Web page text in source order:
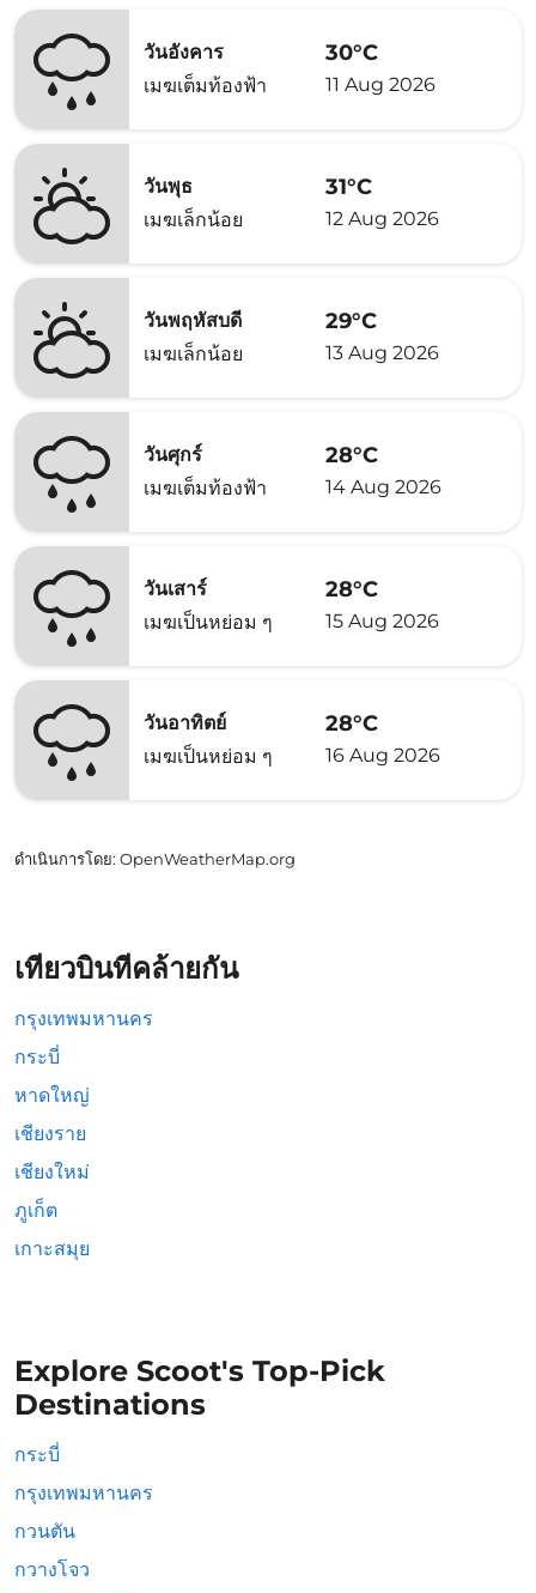
วันอังคาร
เมฆเต็มท้องฟ้า
30°C
11 Aug 2026
วันพุธ
เมฆเล็กน้อย
31°C
12 Aug 2026
วันพฤหัสบดี
เมฆเล็กน้อย
29°C
13 Aug 2026
วันศุกร์
เมฆเต็มท้องฟ้า
28°C
14 Aug 2026
วันเสาร์
เมฆเป็นหย่อม ๆ
28°C
15 Aug 2026
วันอาทิตย์
เมฆเป็นหย่อม ๆ
28°C
16 Aug 2026
ดำเนินการโดย: OpenWeatherMap.org
เที่ยวบินที่คล้ายกัน
กรุงเทพมหานคร
กระบี่
หาดใหญ่
เชียงราย
เชียงใหม่
ภูเก็ต
เกาะสมุย
Explore Scoot's Top-Pick
Destinations
กระบี่
กรุงเทพมหานคร
กวนตัน
กวางโจว